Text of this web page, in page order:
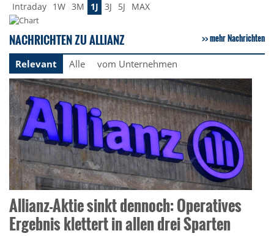
Intraday 1W 3M 1J 3J 5J MAX
NACHRICHTEN ZU ALLIANZ mehr Nachrichten
Relevant Alle vom Unternehmen
Allianz-Aktie sinkt dennoch: Operatives
Ergebnis klettert in allen drei Sparten